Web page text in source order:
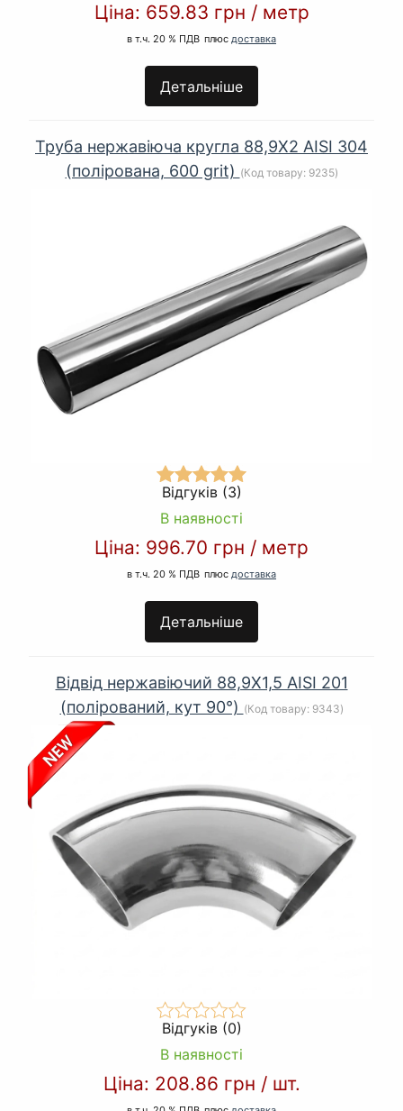
Ціна: 659.83 грн / метр
в т.ч. 20 % ПДВ плюс доставка
Детальніше
Труба нержавіюча кругла 88,9Х2 AISI 304
(полірована, 600 grit) (Код товару: 9235)
Відгуків (3)
В наявності
Ціна: 996.70 грн / метр
в т.ч. 20 % ПДВ плюс доставка
Детальніше
Відвід нержавіючий 88,9Х1,5 AISI 201
(полірований, кут 90°) (Код товару: 9343)
Відгуків (0)
В наявності
Ціна: 208.86 грн / шт.